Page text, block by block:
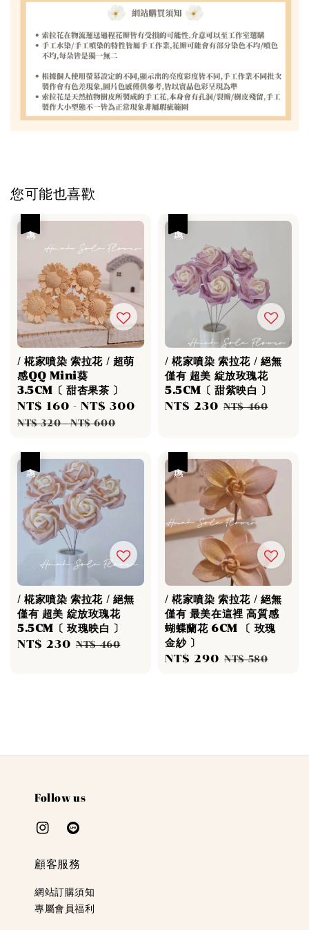
您可能也喜歡
/ 椛家噴染 索拉花 / 超萌
感QQ Mini葵
3.5CM〔 甜杏果茶 〕
Sale
price
NT$ 160 -NT$ 300
Regular
NT$ 320-NT$ 600
/ 椛家噴染 索拉花 / 絕無
僅有 超美 綻放玫瑰花
5.5CM〔 甜紫映白 〕
Sale
NT$ 230 Regular
NT$ 460
/ 椛家噴染 索拉花 / 絕無
僅有 超美 綻放玫瑰花
5.5CM〔 玫瑰映白 〕
Sale
NT$ 230 Regular
NT$ 460
/ 椛家噴染 索拉花 / 絕無
僅有 最美在這裡 高質感
蝴蝶蘭花 6CM 〔 玫瑰
金紗 〕
Sale
NT$ 290 Regular
NT$ 580
Follow us
顧客服務
網站訂購須知
專屬會員福利